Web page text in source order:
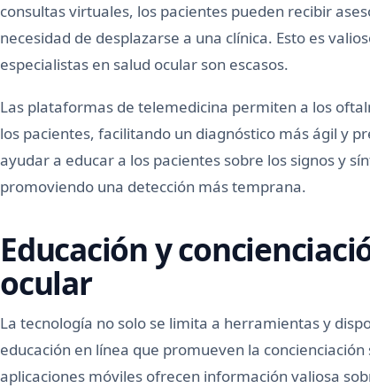
consultas virtuales, los pacientes pueden recibir
necesidad de desplazarse a una clínica. Esto es
especialistas en salud ocular son escasos.
Las plataformas de telemedicina permiten a los
los pacientes, facilitando un diagnóstico más ágil y
ayudar a educar a los pacientes sobre los signos y
promoviendo una detección más temprana.
Educación y
ocular
La tecnología no solo se limita a herramientas y
educación en línea que promueven la
aplicaciones móviles ofrecen información valiosa